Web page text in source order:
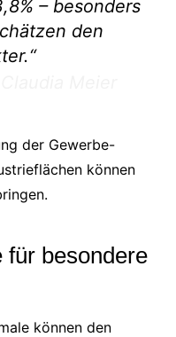
– besonders
den
der Gewerbe-
können
für besondere
können den